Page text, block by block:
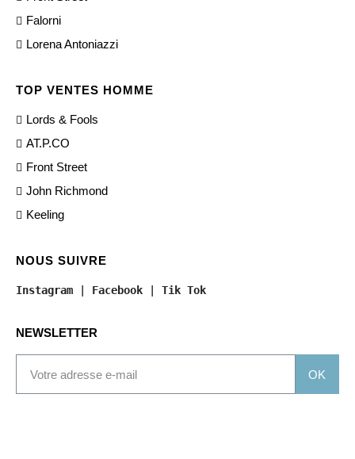
Falorni
Lorena Antoniazzi
TOP VENTES HOMME
Lords & Fools
AT.P.CO
Front Street
John Richmond
Keeling
NOUS SUIVRE
Instagram Facebook Tik Tok
NEWSLETTER
OK